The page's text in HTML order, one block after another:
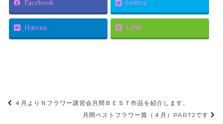
Facebook twitter
Hatena LINE
投稿ナビゲーション
４月よりＮフラワー講習会月間ＢＥＳＴ作品を紹介します。
月間ベストフラワー賞（４月）PART2です